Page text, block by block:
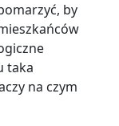
by
taka
na czym